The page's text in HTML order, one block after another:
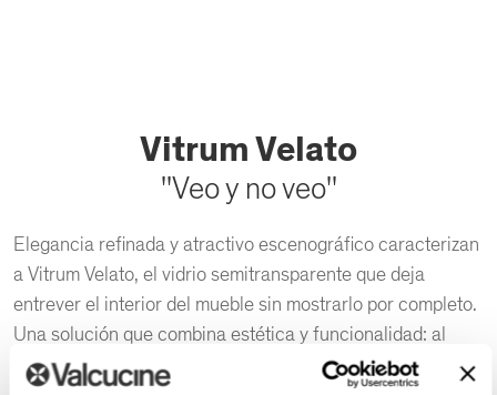
Vitrum Velato
''Veo y no veo''
Elegancia refinada y atractivo escenográfico caracterizan
a Vitrum Velato, el vidrio semitransparente que deja
entrever el interior del mueble sin mostrarlo por completo.
Una solución que combina estética y funcionalidad: al
revelar solo lo justo, evita la preocupación de mantener